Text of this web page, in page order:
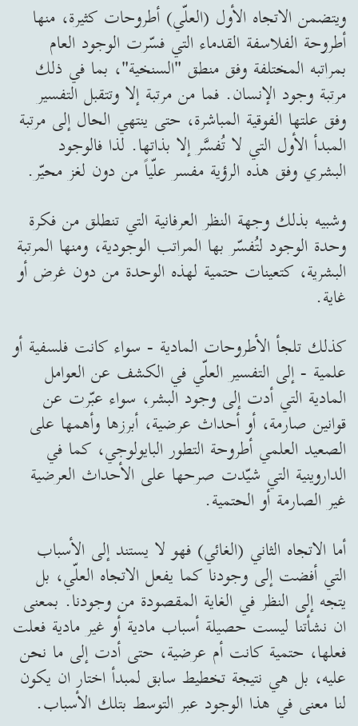
ويتضمن الاتجاه الأول (العلّي) أطروحات كثيرة، منها
أطروحة الفلاسفة القدماء التي فسّرت الوجود العام
بمراتبه المختلفة وفق منطق "السنخية"، بما في ذلك
مرتبة وجود الإنسان. فما من مرتبة إلا وتتقبل التفسير
وفق علتها الفوقية المباشرة، حتى ينتهي الحال إلى مرتبة
المبدأ الأول التي لا تُفسَّر إلا بذاتها. لذا فالوجود
البشري وفق هذه الرؤية مفسر علّياً من دون لغز محيّر.
وشبيه بذلك وجهة النظر العرفانية التي تنطلق من فكرة
وحدة الوجود لتُفسّر بها المراتب الوجودية، ومنها المرتبة
البشرية، كتعينات حتمية لهذه الوحدة من دون غرض أو
غاية.
كذلك تلجأ الأطروحات المادية - سواء كانت فلسفية أو
علمية - إلى التفسير العلّي في الكشف عن العوامل
المادية التي أدت إلى وجود البشر، سواء عبّرت عن
قوانين صارمة، أو أحداث عرضية، أبرزها وأهمها على
الصعيد العلمي أطروحة التطور البايولوجي، كما في
الداروينية التي شيّدت صرحها على الأحداث العرضية
غير الصارمة أو الحتمية.
أما الاتجاه الثاني (الغائي) فهو لا يستند إلى الأسباب
التي أفضت إلى وجودنا كما يفعل الاتجاه العلّي، بل
يتجه إلى النظر في الغاية المقصودة من وجودنا. بمعنى
ان نشأتنا ليست حصيلة أسباب مادية أو غير مادية فعلت
فعلها، حتمية كانت أم عرضية، حتى أدت إلى ما نحن
عليه، بل هي نتيجة تخطيط سابق لمبدأ اختار ان يكون
لنا معنى في هذا الوجود عبر التوسط بتلك الأسباب.